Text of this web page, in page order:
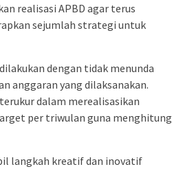
realisasi APBD agar terus
sejumlah strategi untuk
dengan tidak menunda
anggaran yang dilaksanakan.
dalam merealisasikan
per triwulan guna menghitung
langkah kreatif dan inovatif